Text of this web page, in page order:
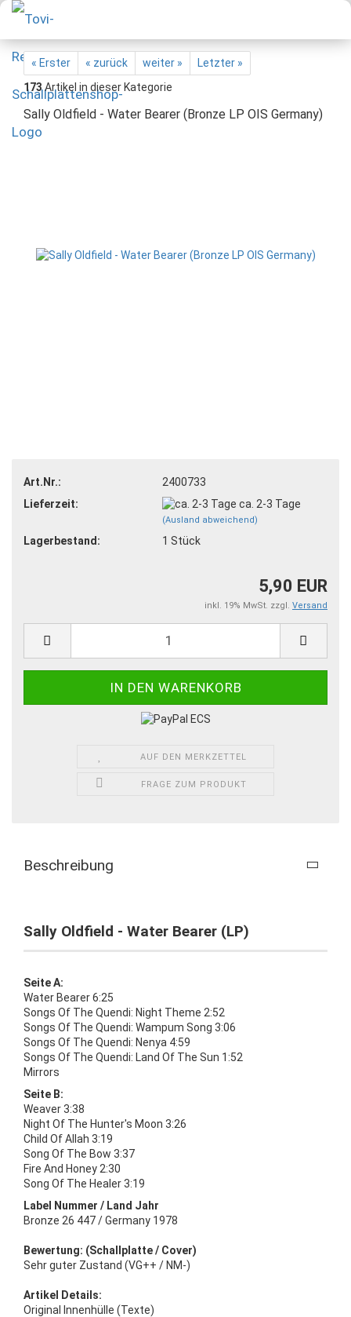
« Erster « zurück weiter »
Letzter »
173Artikel in dieser Kategorie
Sally Oldfield - Water Bearer (Bronze LP OIS Germany)
Art.Nr.:
2400733
Lieferzeit:
ca. 2-3 Tage
(Ausland abweichend)
Lagerbestand: 1 Stück
5,90 EUR
inkl. 19% MwSt. zzgl. Versand
AUF DEN MERKZETTEL
FRAGE ZUM PRODUKT
Beschreibung
Sally Oldfield - Water Bearer (LP)
Seite A:
Water Bearer 6:25
Songs Of The Quendi: Night Theme 2:52
Songs Of The Quendi: Wampum Song 3:06
Songs Of The Quendi: Nenya 4:59
Songs Of The Quendi: Land Of The Sun 1:52
Mirrors
Seite B:
Weaver 3:38
Night Of The Hunter's Moon 3:26
Child Of Allah 3:19
Song Of The Bow 3:37
Fire And Honey 2:30
Song Of The Healer 3:19
Label Nummer / Land Jahr
Bronze 26 447 / Germany 1978
Bewertung: (Schallplatte / Cover)
Sehr guter Zustand (VG++ / NM-)
Artikel Details:
Original Innenhülle (Texte)